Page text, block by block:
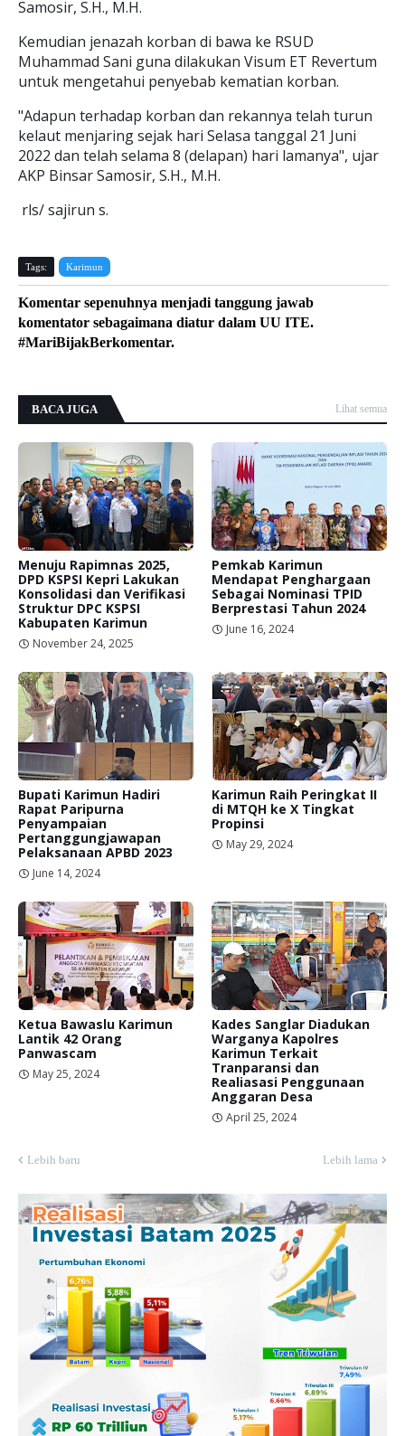
Samosir, S.H., M.H.
Kemudian jenazah korban di bawa ke RSUD
Muhammad Sani guna dilakukan Visum ET Revertum
untuk mengetahui penyebab kematian korban.
"Adapun terhadap korban dan rekannya telah turun
kelaut menjaring sejak hari Selasa tanggal 21 Juni
2022 dan telah selama 8 (delapan) hari lamanya", ujar
AKP Binsar Samosir, S.H., M.H.
rls/ sajirun s.
Tags: Karimun
Komentar sepenuhnya menjadi tanggung jawab
komentator sebagaimana diatur dalam UU ITE.
#MariBijakBerkomentar.
BACA JUGA Lihat semua
Menuju Rapimnas 2025,
DPD KSPSI Kepri Lakukan
Konsolidasi dan Verifikasi
Struktur DPC KSPSI
Kabupaten Karimun
November 24, 2025
Pemkab Karimun
Mendapat Penghargaan
Sebagai Nominasi TPID
Berprestasi Tahun 2024
June 16, 2024
Bupati Karimun Hadiri
Rapat Paripurna
Penyampaian
Pertanggungjawapan
Pelaksanaan APBD 2023
June 14, 2024
Karimun Raih Peringkat II
di MTQH ke X Tingkat
Propinsi
May 29, 2024
Ketua Bawaslu Karimun
Lantik 42 Orang
Panwascam
May 25, 2024
Kades Sanglar Diadukan
Warganya Kapolres
Karimun Terkait
Tranparansi dan
Realiasasi Penggunaan
Anggaran Desa
April 25, 2024
Lebih baru Lebih lama